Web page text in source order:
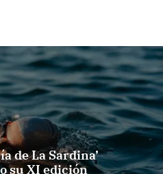
de La Sardina’
su XI edición